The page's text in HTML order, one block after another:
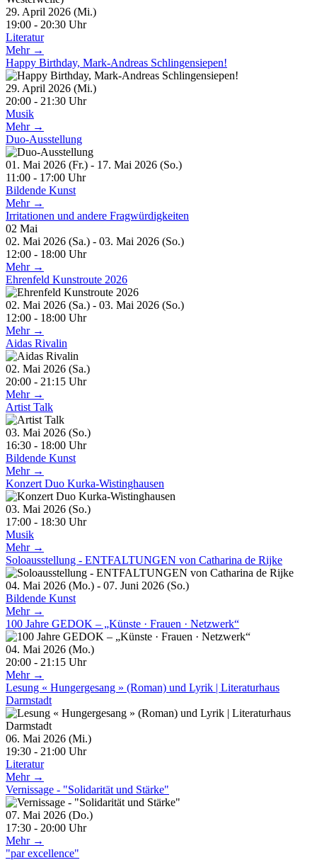
29. April 2026 (Mi.)
19:00 - 20:30 Uhr
Literatur
Mehr →
Happy Birthday, Mark-Andreas Schlingensiepen!
29. April 2026 (Mi.)
20:00 - 21:30 Uhr
Musik
Mehr →
Duo-Ausstellung
01. Mai 2026 (Fr.) - 17. Mai 2026 (So.)
11:00 - 17:00 Uhr
Bildende Kunst
Mehr →
Irritationen und andere Fragwürdigkeiten
02 Mai
02. Mai 2026 (Sa.) - 03. Mai 2026 (So.)
12:00 - 18:00 Uhr
Mehr →
Ehrenfeld Kunstroute 2026
02. Mai 2026 (Sa.) - 03. Mai 2026 (So.)
12:00 - 18:00 Uhr
Mehr →
Aidas Rivalin
02. Mai 2026 (Sa.)
20:00 - 21:15 Uhr
Mehr →
Artist Talk
03. Mai 2026 (So.)
16:30 - 18:00 Uhr
Bildende Kunst
Mehr →
Konzert Duo Kurka-Wistinghausen
03. Mai 2026 (So.)
17:00 - 18:30 Uhr
Musik
Mehr →
Soloausstellung - ENTFALTUNGEN von Catharina de Rijke
04. Mai 2026 (Mo.) - 07. Juni 2026 (So.)
Bildende Kunst
Mehr →
100 Jahre GEDOK – „Künste · Frauen · Netzwerk“
04. Mai 2026 (Mo.)
20:00 - 21:15 Uhr
Mehr →
Lesung « Hungergesang » (Roman) und Lyrik | Literaturhaus
Darmstadt
06. Mai 2026 (Mi.)
19:30 - 21:00 Uhr
Literatur
Mehr →
Vernissage - "Solidarität und Stärke"
07. Mai 2026 (Do.)
17:30 - 20:00 Uhr
Mehr →
"par excellence"